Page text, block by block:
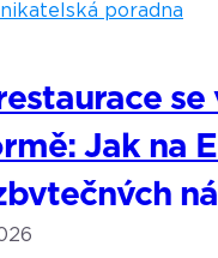
poradna
se
Jak na